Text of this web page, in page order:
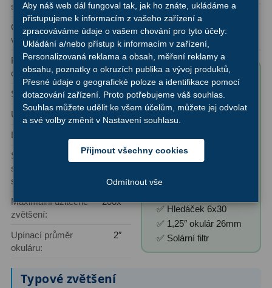
Pro děti5
Hobby4
Školní a studentské 14
Laboratorní 33
Kapesní10
Příslušenství mikroskopů
Kamery3
Sklíčka
Mikroskopicke sady3
schémata:
Ohnisková
vzdálenost:
600 mm
Průměr
objektivu:
102 mm (4″)
Světelnost:
f/5,9
Úhlové rozlišení:
Dosah:
Síla
sbírání
světla:
(ve srovnání
Maximální užitečné
zvětšení:
200x
Upínací průměr
okuláru:
2″
Oblast použití: Pozorování
vesmíru, Pozorování
planet, Pozorování Slunce
Obsah balení
produktu "Hvězdářský
dalekohled Bresser
AR 102/600 Messier
filtr":
✅ Optický tubus
102/600
✅ Hledáček 6x30
✅ 1,25″ okulár 26mm
✅ Solární filtr
Typové zvětšení
Aby náš web dál fungoval tak, jak ho znáte, ukládáme a
přistupujeme k informacím z vašeho zařízení a
zpracováváme údaje o vašem chování pro tyto účely:
Ukládání a/nebo přístup k informacím v zařízení,
Personalizovaná reklama a obsah, měření reklamy a
obsahu, poznatky o okruzích publika a vývoj produktů,
Přesné údaje o geografické poloze a identifikace pomocí
dotazování zařízení. Proto potřebujeme váš souhlas.
Souhlas můžete udělit ke všem účelům, můžete jej odvolat
a své volby změnit v Nastavení souhlasu.
Přijmout všechny cookies
Odmítnout vše